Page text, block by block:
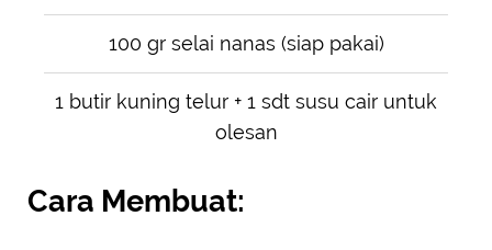
100 gr selai nanas (siap pakai)
1 butir kuning telur + 1 sdt susu cair untuk
olesan
Cara Membuat: